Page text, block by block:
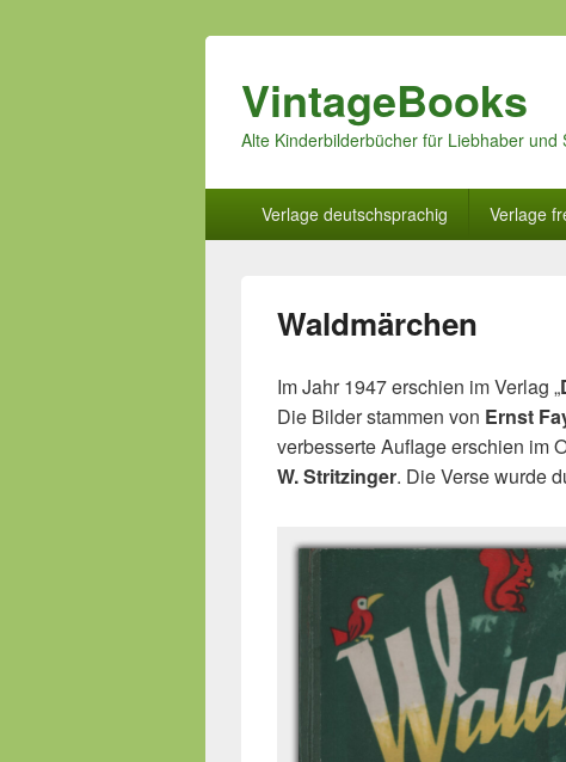
VintageBooks
Alte Kinderbilderbücher für Liebhaber und
Verlage deutschsprachig Verlage
Waldmärchen
Im Jahr 1947 erschien im Verlag „
Die Bilder stammen von Ernst
verbesserte Auflage erschien im
W. Stritzinger. Die Verse wurde